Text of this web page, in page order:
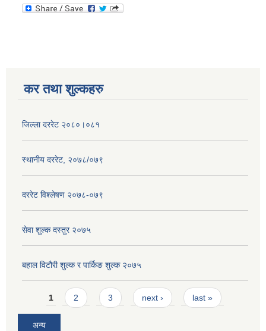
कर तथा शुल्कहरु
जिल्ला दररेट २०८०।०८१
स्थानीय दररेट, २०७८/०७९
दररेट विश्लेषण २०७८-०७९
सेवा शुल्क दस्तुर २०७५
बहाल विटौरी शुल्क र पार्किङ शुल्क २०७५
Pages
1 2 3 next › last »
अन्य